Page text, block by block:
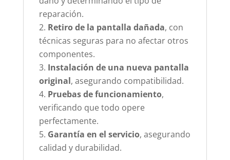
reparación.
Retiro de la pantalla dañada, con
técnicas seguras para no afectar otros
componentes.
Instalación de una nueva pantalla
original, asegurando compatibilidad.
Pruebas de funcionamiento,
verificando que todo opere
perfectamente.
Garantía en el servicio, asegurando
calidad y durabilidad.